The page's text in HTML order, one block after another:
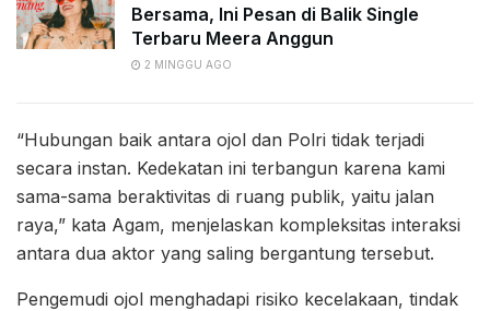
Bersama, Ini Pesan di Balik Single
Terbaru Meera Anggun
2 MINGGU AGO
“Hubungan baik antara ojol dan Polri tidak terjadi
secara instan. Kedekatan ini terbangun karena kami
sama-sama beraktivitas di ruang publik, yaitu jalan
raya,” kata Agam, menjelaskan kompleksitas interaksi
antara dua aktor yang saling bergantung tersebut.
Pengemudi ojol menghadapi risiko kecelakaan, tindak